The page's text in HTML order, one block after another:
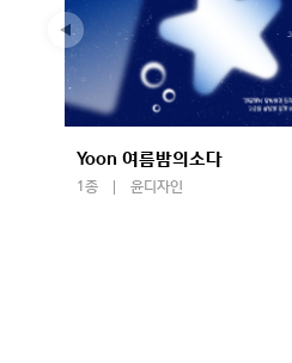
Yoon 여름밤의소다
1종 윤디자인